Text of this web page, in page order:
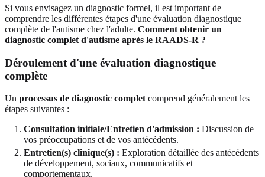
Si vous envisagez un diagnostic formel, il est important de
comprendre les différentes étapes d'une évaluation diagnostique
complète de l'autisme chez l'adulte. Comment obtenir un
diagnostic complet d'autisme après le RAADS-R ?
Déroulement d'une évaluation diagnostique
complète
Un processus de diagnostic complet comprend généralement les
étapes suivantes :
Consultation initiale/Entretien d'admission : Discussion de
vos préoccupations et de vos antécédents.
Entretien(s) clinique(s) : Exploration détaillée des antécédents
de développement, sociaux, communicatifs et
comportementaux.